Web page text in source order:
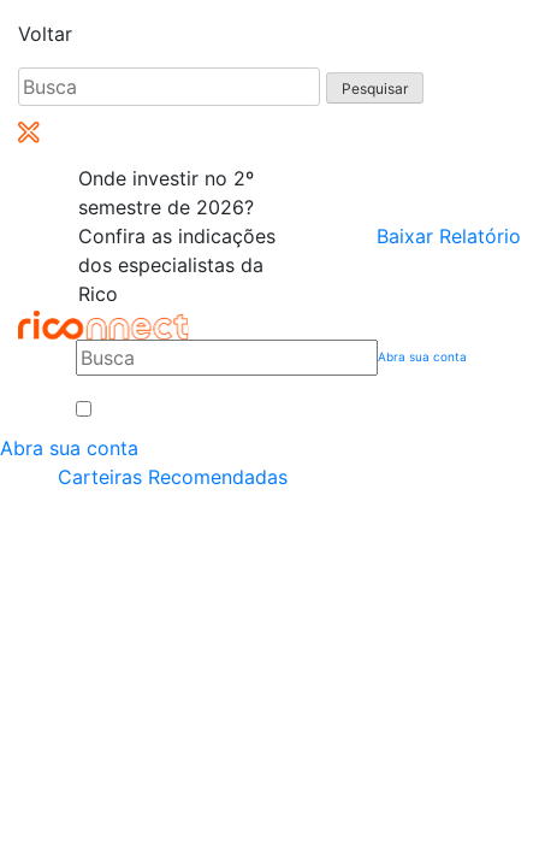
Voltar
Pesquisar
por:
Onde investir no 2º
semestre de 2026?
Confira as indicações
dos especialistas da
Rico
Baixar Relatório
Abra sua conta
Abra sua conta
Carteiras Recomendadas